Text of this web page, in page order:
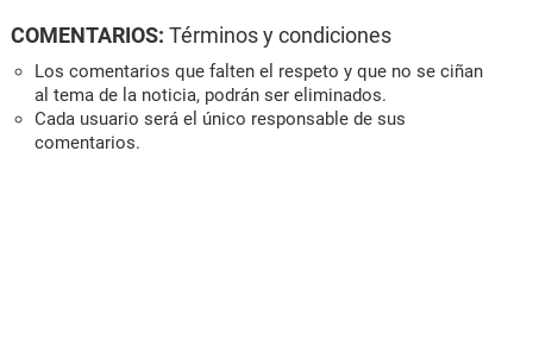
COMENTARIOS: Términos y condiciones
Los comentarios que falten el respeto y que no se ciñan
al tema de la noticia, podrán ser eliminados.
Cada usuario será el único responsable de sus
comentarios.